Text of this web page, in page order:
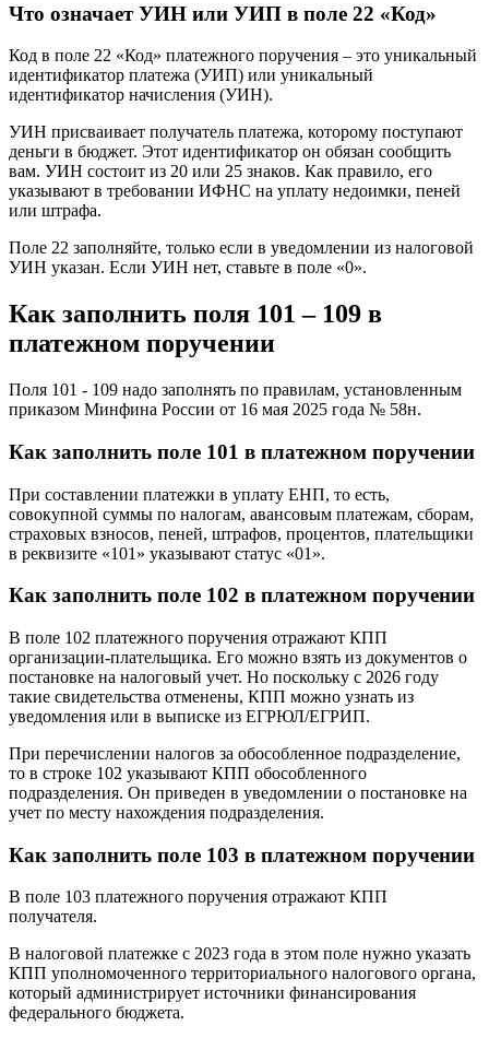
Что означает УИН или УИП в поле 22 «Код»
Код в поле 22 «Код» платежного поручения – это уникальный
идентификатор платежа (УИП) или уникальный
идентификатор начисления (УИН).
УИН присваивает получатель платежа, которому поступают
деньги в бюджет. Этот идентификатор он обязан сообщить
вам. УИН состоит из 20 или 25 знаков. Как правило, его
указывают в требовании ИФНС на уплату недоимки, пеней
или штрафа.
Поле 22 заполняйте, только если в уведомлении из налоговой
УИН указан. Если УИН нет, ставьте в поле «0».
Как заполнить поля 101 – 109 в
платежном поручении
Поля 101 - 109 надо заполнять по правилам, установленным
приказом Минфина России от 16 мая 2025 года № 58н.
Как заполнить поле 101 в платежном поручении
При составлении платежки в уплату ЕНП, то есть,
совокупной суммы по налогам, авансовым платежам, сборам,
страховых взносов, пеней, штрафов, процентов, плательщики
в реквизите «101» указывают статус «01».
Как заполнить поле 102 в платежном поручении
В поле 102 платежного поручения отражают КПП
организации-плательщика. Его можно взять из документов о
постановке на налоговый учет. Но поскольку с 2026 году
такие свидетельства отменены, КПП можно узнать из
уведомления или в выписке из ЕГРЮЛ/ЕГРИП.
При перечислении налогов за обособленное подразделение,
то в строке 102 указывают КПП обособленного
подразделения. Он приведен в уведомлении о постановке на
учет по месту нахождения подразделения.
Как заполнить поле 103 в платежном поручении
В поле 103 платежного поручения отражают КПП
получателя.
В налоговой платежке с 2023 года в этом поле нужно указать
КПП уполномоченного территориального налогового органа,
который администрирует источники финансирования
федерального бюджета.